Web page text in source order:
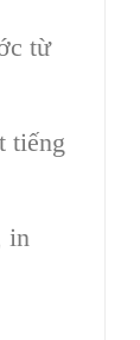
từ
tiếng
in